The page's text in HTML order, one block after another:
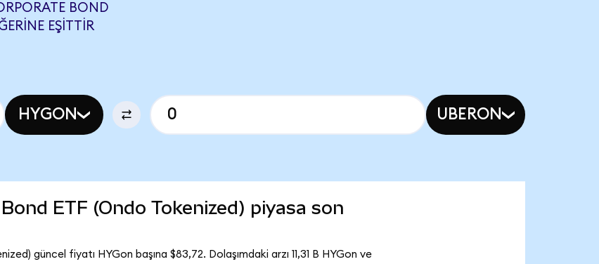
BOND
EŞITTIR
HYGON UBERON
ETF (Ondo Tokenized) piyasa son
güncel fiyatı HYGon başına $83,72. Dolaşımdaki arzı 11,31 B HYGon ve